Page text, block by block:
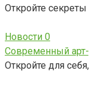
Откройте
Новости 0
Современный арт-
Откройте для